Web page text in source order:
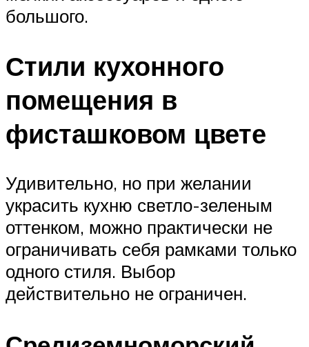
большого.
Стили кухонного
помещения в
фисташковом цвете
Удивительно, но при желании
украсить кухню светло-зеленым
оттенком, можно практически не
ограничивать себя рамками только
одного стиля. Выбор
действительно не ограничен.